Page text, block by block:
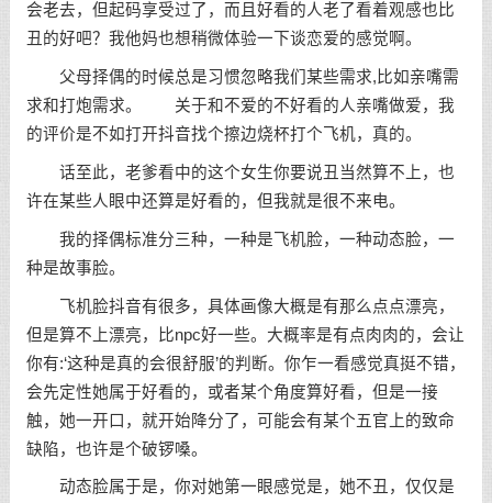
会老去，但起码享受过了，而且好看的人老了看着观感也比
丑的好吧？我他妈也想稍微体验一下谈恋爱的感觉啊。
父母择偶的时候总是习惯忽略我们某些需求,比如亲嘴需
求和打炮需求。 关于和不爱的不好看的人亲嘴做爱，我
的评价是不如打开抖音找个擦边烧杯打个飞机，真的。
话至此，老爹看中的这个女生你要说丑当然算不上，也
许在某些人眼中还算是好看的，但我就是很不来电。
我的择偶标准分三种，一种是飞机脸，一种动态脸，一
种是故事脸。
飞机脸抖音有很多，具体画像大概是有那么点点漂亮，
但是算不上漂亮，比npc好一些。大概率是有点肉肉的，会让
你有:‘这种是真的会很舒服’的判断。你乍一看感觉真挺不错，
会先定性她属于好看的，或者某个角度算好看，但是一接
触，她一开口，就开始降分了，可能会有某个五官上的致命
缺陷，也许是个破锣嗓。
动态脸属于是，你对她第一眼感觉是，她不丑，仅仅是